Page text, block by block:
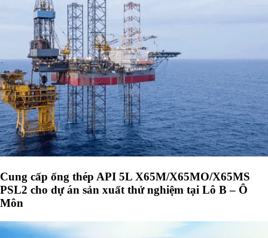
Cung cấp ống thép API 5L X65M/X65MO/X65MS
PSL2 cho dự án sản xuất thử nghiệm tại Lô B – Ô
Môn